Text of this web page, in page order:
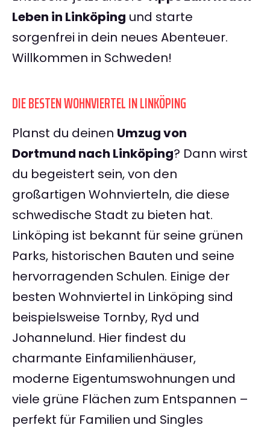
Leben in Linköping und starte
sorgenfrei in dein neues Abenteuer.
Willkommen in Schweden!
DIE BESTEN WOHNVIERTEL IN LINKÖPING
Planst du deinen Umzug von
Dortmund nach Linköping? Dann wirst
du begeistert sein, von den
großartigen Wohnvierteln, die diese
schwedische Stadt zu bieten hat.
Linköping ist bekannt für seine grünen
Parks, historischen Bauten und seine
hervorragenden Schulen. Einige der
besten Wohnviertel in Linköping sind
beispielsweise Tornby, Ryd und
Johannelund. Hier findest du
charmante Einfamilienhäuser,
moderne Eigentumswohnungen und
viele grüne Flächen zum Entspannen –
perfekt für Familien und Singles